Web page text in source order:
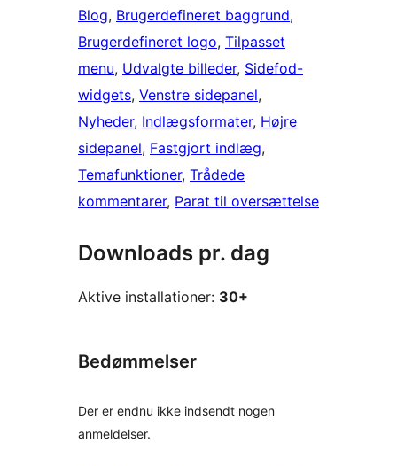
Blog, Brugerdefineret baggrund
Brugerdefineret logo, Tilpasset
menu, Udvalgte billeder, Sidefod-
widgets, Venstre sidepanel
Nyheder, Indlægsformater, Højre
sidepanel, Fastgjort indlæg
Temafunktioner, Trådede
kommentarer, Parat til oversættelse
Downloads pr. dag
Aktive installationer: 30+
Bedømmelser
Der er endnu ikke indsendt nogen
anmeldelser.